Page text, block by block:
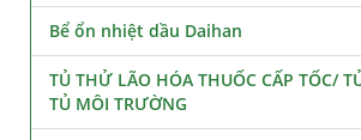
Bể ổn nhiệt dầu Daihan
TỦ THỬ LÃO HÓA THUỐC CẤP TỐC/
TỦ MÔI TRƯỜNG